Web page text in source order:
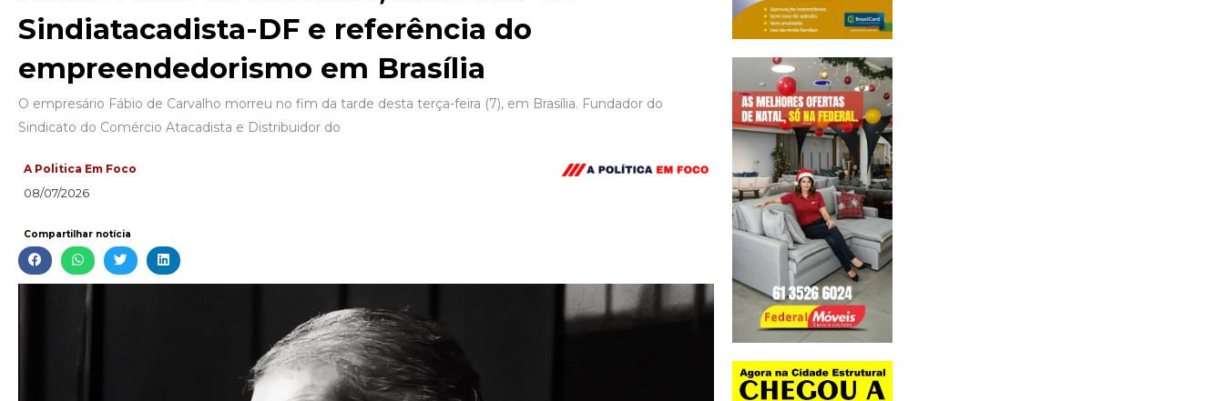
Sindiatacadista-DF e referência do
empreendedorismo em Brasília
O empresário Fábio de Carvalho morreu no fim da tarde desta terça-feira (7), em Brasília. Fundador do
Sindicato do Comércio Atacadista e Distribuidor do
A Politica Em Foco
08/07/2026
Compartilhar notícia